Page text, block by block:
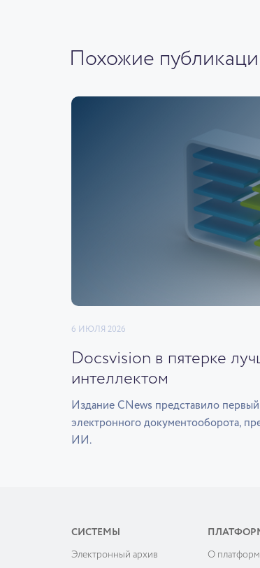
Похожие
6 ИЮЛЯ 2026
Docsvision в пятерке
интеллектом
Издание CNews представило
электронного документооборота,
ИИ.
СИСТЕМЫ
Электронный архив
О